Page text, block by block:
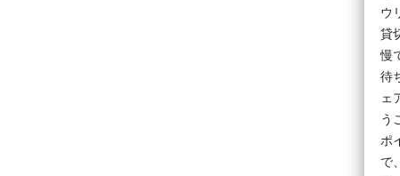
ウ
貸
慢
待
ェ
う
ポ
で